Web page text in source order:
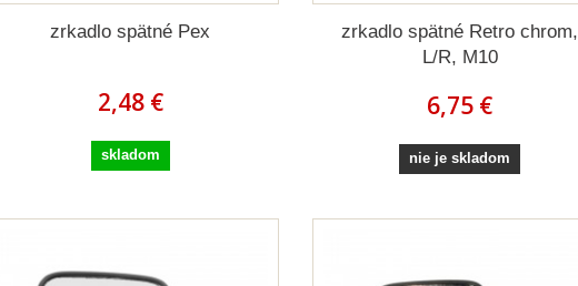
zrkadlo spätné Pex
2,48 €
skladom
zrkadlo spätné Retro chrom,
L/R, M10
6,75 €
nie je skladom